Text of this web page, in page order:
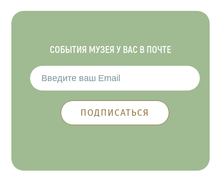
СОБЫТИЯ МУЗЕЯ У ВАС В ПОЧТЕ